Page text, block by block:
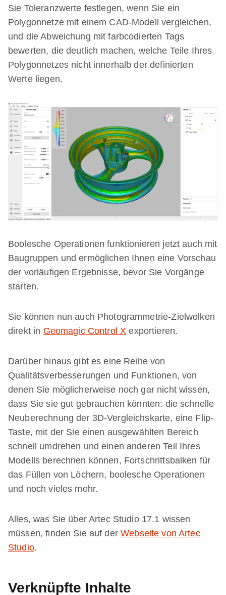
Sie Toleranzwerte festlegen, wenn Sie ein
Polygonnetze mit einem CAD-Modell vergleichen,
und die Abweichung mit farbcodierten Tags
bewerten, die deutlich machen, welche Teile Ihres
Polygonnetzes nicht innerhalb der definierten
Werte liegen.
Boolesche Operationen funktionieren jetzt auch mit
Baugruppen und ermöglichen Ihnen eine Vorschau
der vorläufigen Ergebnisse, bevor Sie Vorgänge
starten.
Sie können nun auch Photogrammetrie-Zielwolken
direkt in Geomagic Control X exportieren.
Darüber hinaus gibt es eine Reihe von
Qualitätsverbesserungen und Funktionen, von
denen Sie möglicherweise noch gar nicht wissen,
dass Sie sie gut gebrauchen könnten: die schnelle
Neuberechnung der 3D-Vergleichskarte, eine Flip-
Taste, mit der Sie einen ausgewählten Bereich
schnell umdrehen und einen anderen Teil Ihres
Modells berechnen können, Fortschrittsbalken für
das Füllen von Löchern, boolesche Operationen
und noch vieles mehr.
Alles, was Sie über Artec Studio 17.1 wissen
müssen, finden Sie auf derWebseite von Artec
Studio.
Verknüpfte Inhalte